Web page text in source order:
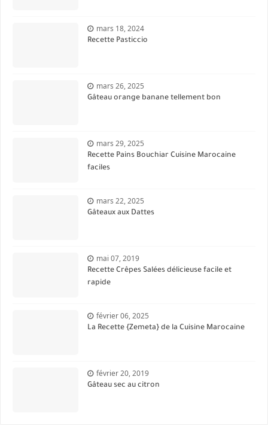
mars 18, 2024
Recette Pasticcio
mars 26, 2025
Gâteau orange banane tellement bon
mars 29, 2025
Recette Pains Bouchiar Cuisine Marocaine
faciles
mars 22, 2025
Gâteaux aux Dattes
mai 07, 2019
Recette Crêpes Salées délicieuse facile et
rapide
février 06, 2025
La Recette {Zemeta} de la Cuisine Marocaine
février 20, 2019
Gâteau sec au citron